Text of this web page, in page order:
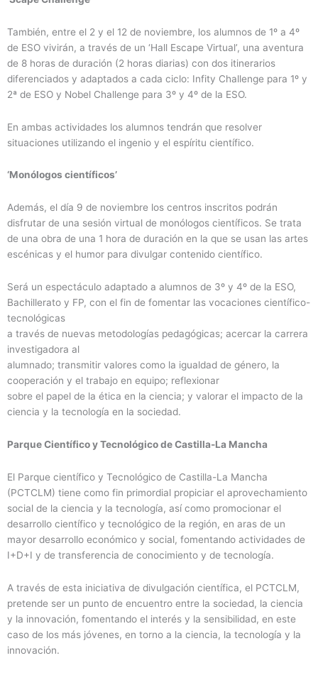
También, entre el 2 y el 12 de noviembre, los alumnos de 1º a 4º
de ESO vivirán, a través de un ‘Hall Escape Virtual’, una aventura
de 8 horas de duración (2 horas diarias) con dos itinerarios
diferenciados y adaptados a cada ciclo: Infity Challenge para 1º y
2ª de ESO y Nobel Challenge para 3º y 4º de la ESO.
En ambas actividades los alumnos tendrán que resolver
situaciones utilizando el ingenio y el espíritu científico.
‘Monólogos científicos’
Además, el día 9 de noviembre los centros inscritos podrán
disfrutar de una sesión virtual de monólogos científicos. Se trata
de una obra de una 1 hora de duración en la que se usan las artes
escénicas y el humor para divulgar contenido científico.
Será un espectáculo adaptado a alumnos de 3º y 4º de la ESO,
Bachillerato y FP, con el fin de fomentar las vocaciones científico-
tecnológicas
a través de nuevas metodologías pedagógicas; acercar la carrera
investigadora al
alumnado; transmitir valores como la igualdad de género, la
cooperación y el trabajo en equipo; reflexionar
sobre el papel de la ética en la ciencia; y valorar el impacto de la
ciencia y la tecnología en la sociedad.
Parque Científico y Tecnológico de Castilla-La Mancha
El Parque científico y Tecnológico de Castilla-La Mancha
(PCTCLM) tiene como fin primordial propiciar el aprovechamiento
social de la ciencia y la tecnología, así como promocionar el
desarrollo científico y tecnológico de la región, en aras de un
mayor desarrollo económico y social, fomentando actividades de
I+D+I y de transferencia de conocimiento y de tecnología.
A través de esta iniciativa de divulgación científica, el PCTCLM,
pretende ser un punto de encuentro entre la sociedad, la ciencia
y la innovación, fomentando el interés y la sensibilidad, en este
caso de los más jóvenes, en torno a la ciencia, la tecnología y la
innovación.